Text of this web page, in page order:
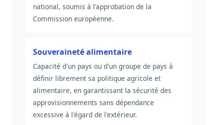
national, soumis à l'approbation de la
Commission européenne.
Souveraineté alimentaire
Capacité d'un pays ou d'un groupe de pays à
définir librement sa politique agricole et
alimentaire, en garantissant la sécurité des
approvisionnements sans dépendance
excessive à l'égard de l'extérieur.